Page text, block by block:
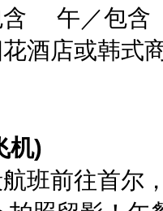
含 午／包
酒店或韩式
机)
班前往首尔